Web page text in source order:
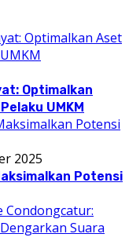
Optimalkan
UMKM
2025
Potensi